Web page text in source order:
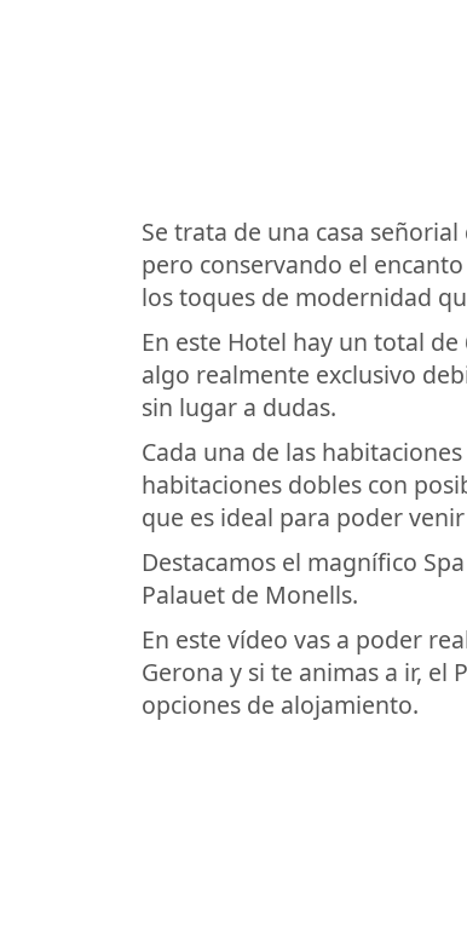
Se trata de una casa
pero conservando el
los toques de modernidad
En este Hotel hay un total
algo realmente exclusivo
sin lugar a dudas.
Cada una de las
habitaciones dobles con
que es ideal para poder
Destacamos el magnífico
Palauet de Monells.
En este vídeo vas a poder
Gerona y si te animas a ir, el
opciones de alojamiento.